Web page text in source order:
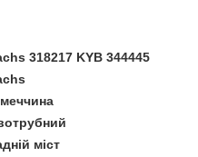
318217 KYB 344445
міст